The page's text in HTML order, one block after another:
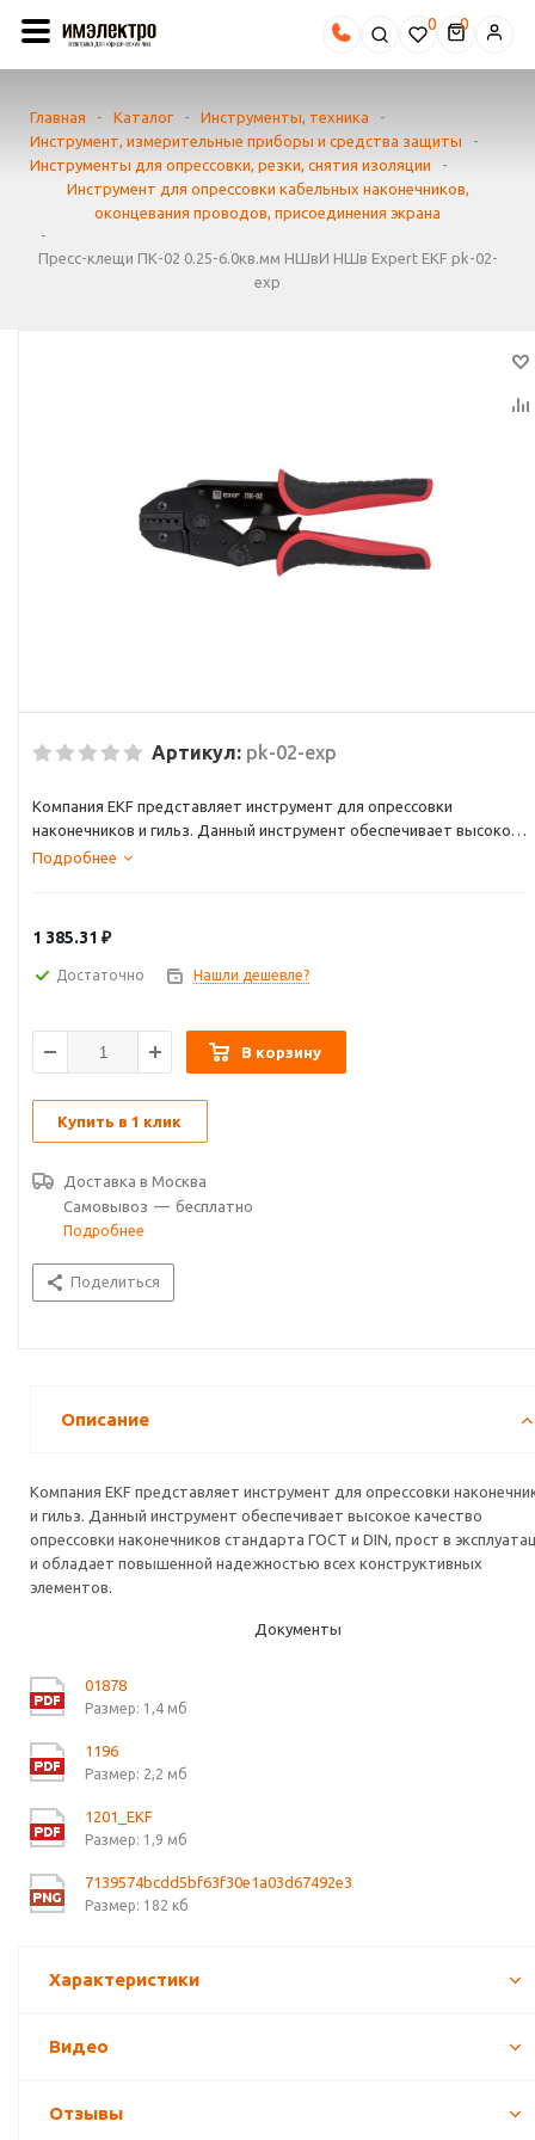
0
Главная - Каталог - Инструменты, техника
-
Инструмент, измерительные приборы и средства защиты
-
Инструменты для опрессовки, резки, снятия изоляции
-
Инструмент для опрессовки кабельных наконечников,
оконцевания проводов, присоединения экрана
-
Пресс-клещи ПК-02 0.25-6.0кв.мм НШвИ НШв Expert EKF pk-02-
exp
Артикул: pk-02-exp
Компания EKF представляет инструмент для опрессовки
наконечников и гильз. Данный инструмент обеспечивает высокое
качество опрессовки наконечников стандарта ГОСТ и DIN, прост в
Подробнее
1 385.31 ₽
Достаточно Нашли дешевле?
В корзину
Купить в 1 клик
Доставка в Москва
Самовывоз — бесплатно
Подробнее
Поделиться
Описание
Компания EKF представляет инструмент для опрессовки
и гильз. Данный инструмент обеспечивает высокое качество
опрессовки наконечников стандарта ГОСТ и DIN, прост в
и обладает повышенной надежностью всех конструктивных
элементов.
Документы
01878
Размер: 1,4 мб
1196
Размер: 2,2 мб
1201_EKF
Размер: 1,9 мб
7139574bcdd5bf63f30e1a03d67492e3
Размер: 182 кб
Характеристики
Видео
Отзывы